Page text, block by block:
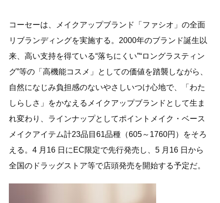
コーセーは、メイクアップブランド「ファシオ」の全面
リブランディングを実施する。2000年のブランド誕生以
来、高い支持を得ている“落ちにくい”“ロングラスティン
グ”等の「高機能コスメ」としての価値を踏襲しながら、
自然になじみ負担感のないやさしいつけ心地で、「わた
しらしさ」をかなえるメイクアップブランドとして生ま
れ変わり、ラインナップとしてポイントメイク・ベース
メイクアイテム計23品目61品種（605～1760円）をそろ
える。4 月16 日にEC限定で先行発売し、5 月16 日から
全国のドラッグストア等で店頭発売を開始する予定だ。